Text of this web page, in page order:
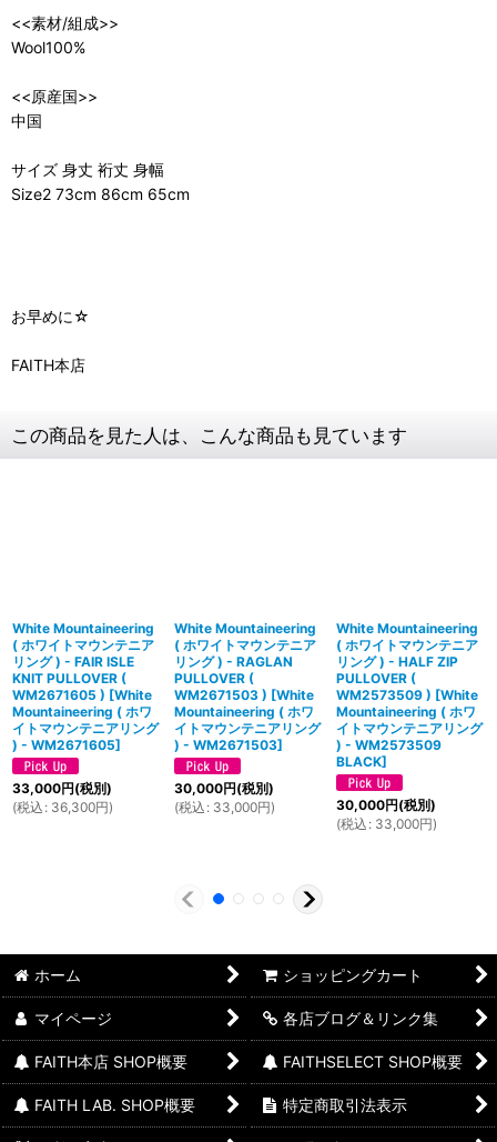
<<素材/組成>>
Wool100%
<<原産国>>
中国
サイズ 身丈 裄丈 身幅
Size2 73cm 86cm 65cm
お早めに☆
FAITH本店
この商品を見た人は、こんな商品も見ています
White Mountaineering
( ホワイトマウンテニア
リング ) - FAIR ISLE
KNIT PULLOVER (
WM2671605 ) [White
Mountaineering ( ホワ
イトマウンテニアリング
) - WM2671605]
33,000円(税別)
(税込 : 36,300円)
White Mountaineering
( ホワイトマウンテニア
リング ) - RAGLAN
PULLOVER (
WM2671503 ) [White
Mountaineering ( ホワ
イトマウンテニアリング
) - WM2671503]
30,000円(税別)
(税込 : 33,000円)
White Mountaineering
( ホワイトマウンテニア
リング ) - HALF ZIP
PULLOVER (
WM2573509 ) [White
Mountaineering ( ホワ
イトマウンテニアリング
) - WM2573509
BLACK]
30,000円(税別)
(税込 : 33,000円)
ホーム ショッピングカート
マイページ 各店ブログ＆リンク集
FAITH本店 SHOP概要 FAITHSELECT SHOP概要
FAITH LAB. SHOP概要 特定商取引法表示